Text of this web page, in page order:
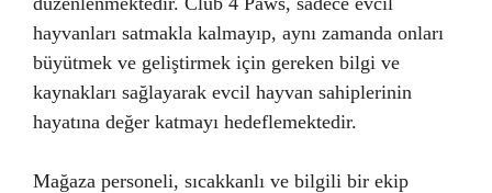
hayvanları satmakla kalmayıp, aynı zamanda onları
büyütmek ve geliştirmek için gereken bilgi ve
kaynakları sağlayarak evcil hayvan sahiplerinin
hayatına değer katmayı hedeflemektedir.
Mağaza personeli, sıcakkanlı ve bilgili bir ekip